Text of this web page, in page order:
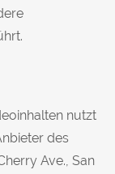
nutzt
des
Ave., San